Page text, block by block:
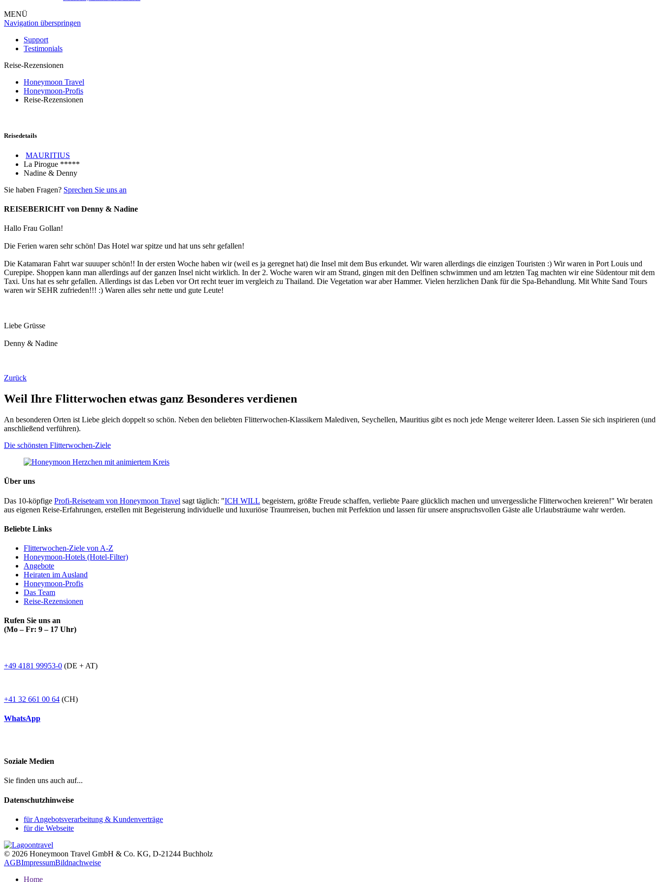
MENÜ
Navigation überspringen
Support
Testimonials
Reise-Rezensionen
Honeymoon Travel
Honeymoon-Profis
Reise-Rezensionen
Reisedetails
MAURITIUS
La Pirogue *****
Nadine & Denny
Sie haben Fragen? Sprechen Sie uns an
REISEBERICHT von Denny & Nadine
Hallo Frau Gollan!
Die Ferien waren sehr schön! Das Hotel war spitze und hat uns sehr gefallen!
Die Katamaran Fahrt war suuuper schön!! In der ersten Woche haben wir (weil es ja geregnet hat) die Insel mit dem Bus erkundet. Wir waren allerdings die einzigen Touristen :) Wir waren in Port Louis und
Curepipe. Shoppen kann man allerdings auf der ganzen Insel nicht wirklich. In der 2. Woche waren wir am Strand, gingen mit den Delfinen schwimmen und am letzten Tag machten wir eine Südentour mit dem
Taxi. Uns hat es sehr gefallen. Allerdings ist das Leben vor Ort recht teuer im vergleich zu Thailand. Die Vegetation war aber Hammer. Vielen herzlichen Dank für die Spa-Behandlung. Mit White Sand Tours
waren wir SEHR zufrieden!!! :) Waren alles sehr nette und gute Leute!
Liebe Grüsse
Denny & Nadine
Zurück
Weil Ihre Flitterwochen etwas ganz Besonderes verdienen
An besonderen Orten ist Liebe gleich doppelt so schön. Neben den beliebten Flitterwochen-Klassikern Malediven, Seychellen, Mauritius gibt es noch jede Menge weiterer Ideen. Lassen Sie sich inspirieren (und
anschließend verführen).
Die schönsten Flitterwochen-Ziele
Über uns
Das 10-köpfige Profi-Reiseteam von Honeymoon Travel sagt täglich: "ICH WILL begeistern, größte Freude schaffen, verliebte Paare glücklich machen und unvergessliche Flitterwochen kreieren!" Wir beraten
aus eigenen Reise-Erfahrungen, erstellen mit Begeisterung individuelle und luxuriöse Traumreisen, buchen mit Perfektion und lassen für unsere anspruchsvollen Gäste alle Urlaubsträume wahr werden.
Beliebte Links
Flitterwochen-Ziele von A-Z
Honeymoon-Hotels (Hotel-Filter)
Angebote
Heiraten im Ausland
Honeymoon-Profis
Das Team
Reise-Rezensionen
Rufen Sie uns an
(Mo – Fr: 9 – 17 Uhr)
+49 4181 99953-0 (DE + AT)
+41 32 661 00 64 (CH)
WhatsApp
Soziale Medien
Sie finden uns auch auf...
Datenschutzhinweise
für Angebotsverarbeitung & Kundenverträge
für die Webseite
© 2026 Honeymoon Travel GmbH & Co. KG, D-21244 Buchholz
AGBImpressumBildnachweise
Home